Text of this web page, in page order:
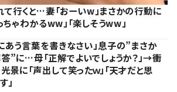
行くと…妻「おーいw」まさかの行動に
ちゃわかるww」「楽しそうww」
あう言葉を書きなさい」息子の”まさか
”に…母「正解でよいでしょうか？」→衝
景に「声出して笑ったｗ」「天才だと思
」